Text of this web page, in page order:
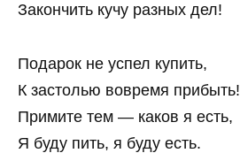
Закончить кучу разных дел!
Подарок не успел купить,
К застолью вовремя прибыть!
Примите тем — каков я есть,
Я буду пить, я буду есть.